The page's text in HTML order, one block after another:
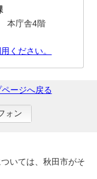
本庁舎4階
ください。
ページへ戻る
ォン
いては、秋田市がそ